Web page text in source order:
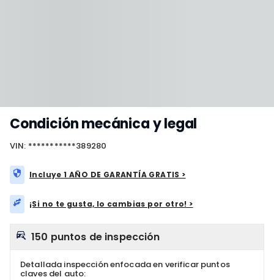
Condición mecánica y legal
VIN: ***********389280
Incluye 1 AÑO DE GARANTÍA GRATIS >
¡Si no te gusta, lo cambias por otro! >
150 puntos de inspección
Detallada inspección enfocada en verificar puntos
claves del auto: